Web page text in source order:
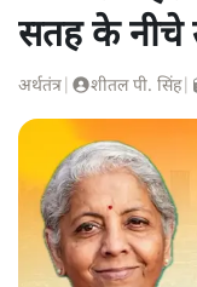
सतह के नीचे
अर्थतंत्र शीतल पी. सिंह|